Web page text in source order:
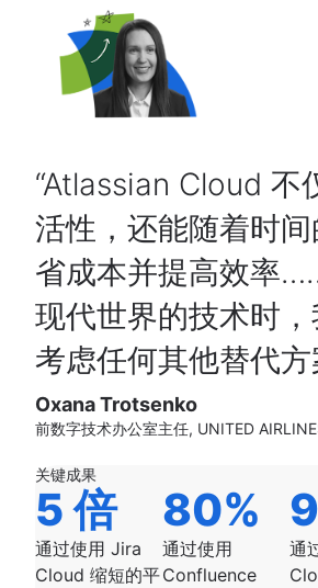
Atlassian Cloud 不
活性，还能随着时
省成本并提高效率
现代世界的技术时
考虑任何其他替代方
Oxana Trotsenko
前数字技术办公室主任, UNITED
关键成果
5 倍
通过使用 Jira
Cloud 缩短的平
80%
通过使用
Confluence
通